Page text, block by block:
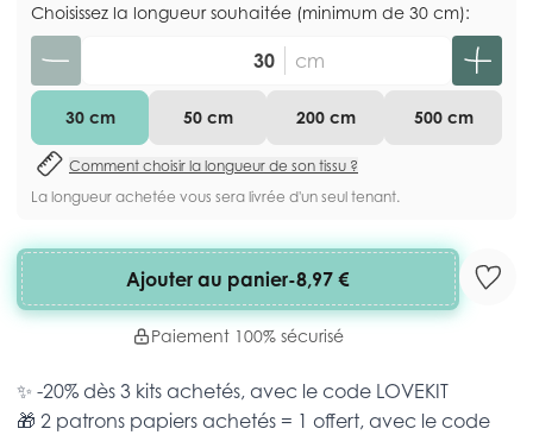
Choisissez la longueur souhaitée (minimum de 30 cm):
cm
30 cm 50 cm 200 cm 500 cm
Comment choisir la longueur de son tissu ?
La longueur achetée vous sera livrée d'un seul tenant.
Ajouter au panier-8,97 €
Paiement 100% sécurisé
✨ -20% dès 3 kits achetés, avec le code LOVEKIT
🎁 2 patrons papiers achetés = 1 offert, avec le code